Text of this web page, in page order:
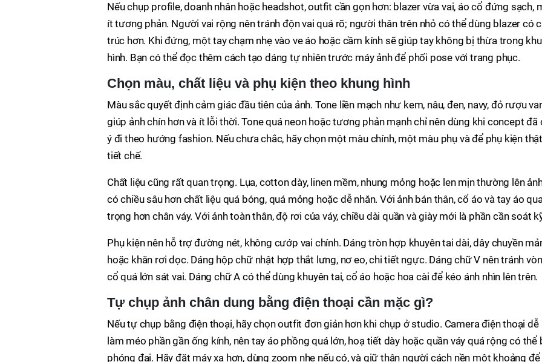
Nếu chụp profile, doanh nhân hoặc headshot, outfit cần gọn hơn: blazer vừa vai, áo cổ đứng sạch,
ít tương phản. Người vai rộng nên tránh độn vai quá rõ; người thân trên nhỏ có thể dùng blazer có
trúc hơn. Khi đứng, một tay chạm nhẹ vào ve áo hoặc cầm kính sẽ giúp tay không bị thừa trong
hình. Bạn có thể đọc thêm cách tạo dáng tự nhiên trước máy ảnh để phối pose với trang phục.
Chọn màu, chất liệu và phụ kiện theo khung hình
Màu sắc quyết định cảm giác đầu tiên của ảnh. Tone liền mạch như kem, nâu, đen, navy, đỏ rượu
giúp ảnh chín hơn và ít lỗi thời. Tone quá neon hoặc tương phản mạnh chỉ nên dùng khi concept đã
ý đi theo hướng fashion. Nếu chưa chắc, hãy chọn một màu chính, một màu phụ và để phụ kiện thật
tiết chế.
Chất liệu cũng rất quan trọng. Lụa, cotton dày, linen mềm, nhung mỏng hoặc len mịn thường lên
có chiều sâu hơn chất liệu quá bóng, quá mỏng hoặc dễ nhăn. Với ảnh bán thân, cổ áo và tay áo
trọng hơn chân váy. Với ảnh toàn thân, độ rơi của váy, chiều dài quần và giày mới là phần cần soát
Phụ kiện nên hỗ trợ đường nét, không cướp vai chính. Dáng tròn hợp khuyên tai dài, dây chuyền
hoặc khăn rơi dọc. Dáng hộp chữ nhật hợp thắt lưng, nơ eo, chi tiết ngực. Dáng chữ V nên tránh
cổ quá lớn sát vai. Dáng chữ A có thể dùng khuyên tai, cổ áo hoặc hoa cài để kéo ánh nhìn lên trên.
Tự chụp ảnh chân dung bằng điện thoại cần mặc gì?
Nếu tự chụp bằng điện thoại, hãy chọn outfit đơn giản hơn khi chụp ở studio. Camera điện thoại dễ
làm méo phần gần ống kính, nên tay áo phồng quá lớn, hoạ tiết dày hoặc quần váy quá rộng có thể
phóng đại. Hãy đặt máy xa hơn, dùng zoom nhẹ nếu có, và giữ thân người cách nền một khoảng để